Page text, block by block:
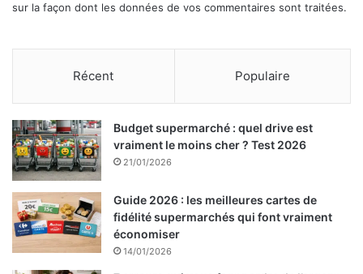
sur la façon dont les données de vos commentaires sont traitées.
Récent Populaire
Budget supermarché : quel drive est
vraiment le moins cher ? Test 2026
21/01/2026
Guide 2026 : les meilleures cartes de
fidélité supermarchés qui font vraiment
économiser
14/01/2026